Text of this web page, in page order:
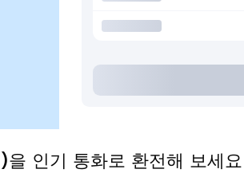
기 통화로 환전해 보세요